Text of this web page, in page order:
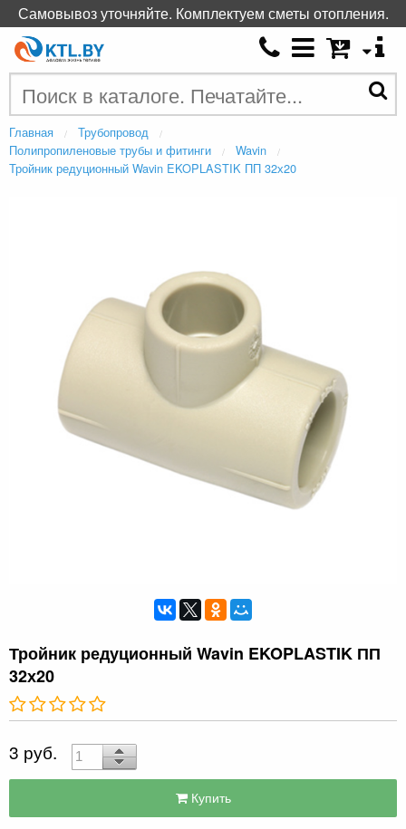
Главная
Трубопровод
Полипропиленовые трубы и фитинги
Wavin
Тройник редуционный Wavin EKOPLASTIK ПП 32х20
Тройник редуционный Wavin EKOPLASTIK ПП
32х20
3 руб.
Купить
Самовывоз уточняйте. Комплектуем сметы отопления.